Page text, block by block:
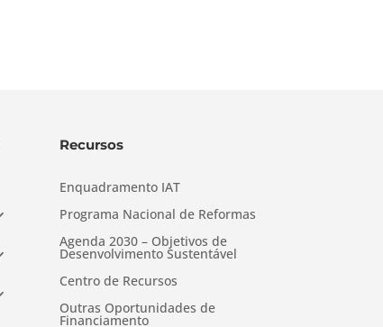
Recursos
Enquadramento IAT
Programa Nacional de Reformas
Agenda 2030 – Objetivos de
Desenvolvimento Sustentável
Centro de Recursos
Outras Oportunidades de
Financiamento